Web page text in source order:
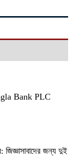
Bank PLC
জিজ্ঞাসাবাদের জন্য দুই